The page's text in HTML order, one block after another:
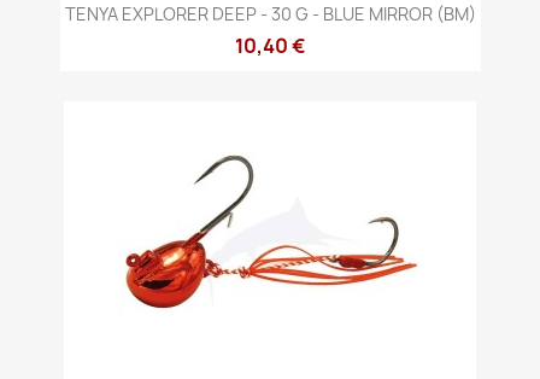
TENYA EXPLORER DEEP - 30 G - BLUE MIRROR (BM)
10,40 €